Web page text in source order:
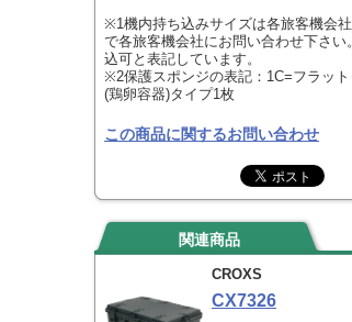
※1機内持ち込みサイズは各旅客機会
で各旅客機会社にお問い合わせ下さ
込可と表記しています。
※2保護スポンジの表記：1C=フラッ
(鶏卵容器)タイプ1枚
この商品に関するお問い合わせ
関連商品
CROXS
CX7326